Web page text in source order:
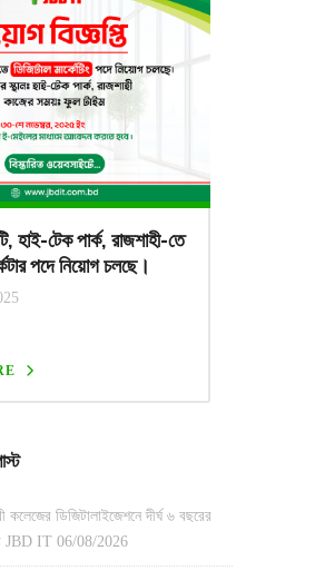
হাই-টেক পার্ক, রাজশাহী-তে
পদে নিয়োগ চলছে।
কলেজের ডিজিটালাইজেশনে দীর্ঘ ৬ বছরের
JBD IT 06/08/2026